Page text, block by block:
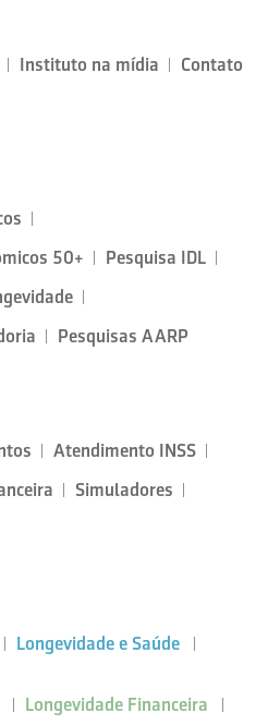
Instituto na mídia
Contato
50+
Pesquisa IDL
Pesquisas AARP
Atendimento INSS
Simuladores
Longevidade e Saúde
Longevidade Financeira